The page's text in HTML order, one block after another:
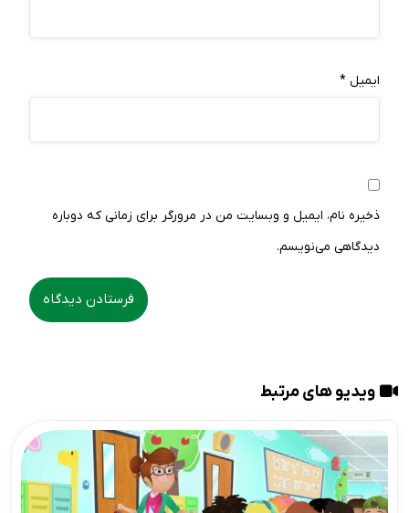
ایمیل *
ذخیره نام، ایمیل و وبسایت من در مرورگر برای زمانی که دوباره
دیدگاهی می‌نویسم.
ویدیو های مرتبط